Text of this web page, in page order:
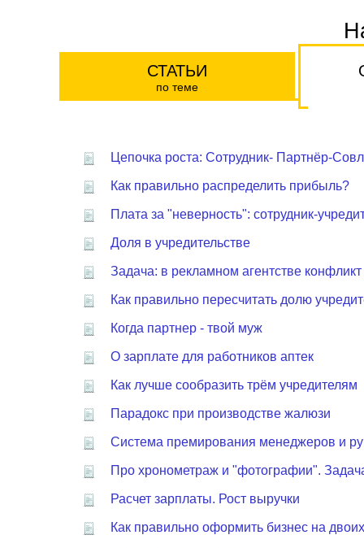
СТАТЬИ
по теме
Цепочка роста: Сотрудник- Партнёр-
Как правильно распределить прибыль?
Плата за "неверность": сотрудник-
Доля в учредительстве
Задача: в рекламном агентстве
Как правильно пересчитать долю
Когда партнер - твой муж
О зарплате для работников аптек
Как лучше сообразить трём учредителям
Парадокс при производстве жалюзи
Система премирования менеджеров и
Про хронометраж и "фотографии".
Расчет зарплаты. Рост выручки
Как правильно оформить бизнес на